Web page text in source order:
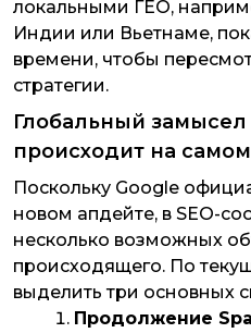
локальными ГЕО,
Индии или Вьетнаме,
времени, чтобы
стратегии.
Глобальный замысел
происходит на
Поскольку Google
новом апдейте, в SEO-
несколько возможных
происходящего. По
выделить три основных
Продолжение